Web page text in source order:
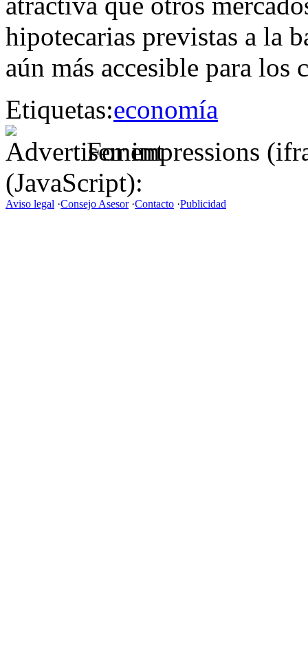
hipotecarias previstas a la
aún más accesible para los
Etiquetas:economía
For impressions
(JavaScript):
Aviso legal ·Consejo Asesor·Contacto ·Publicidad